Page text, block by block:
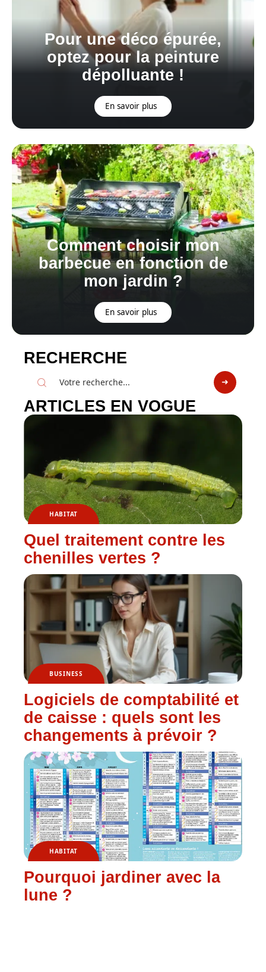
Pour une déco épurée,
optez pour la peinture
dépolluante !
En savoir plus
Comment choisir mon
barbecue en fonction de
mon jardin ?
En savoir plus
RECHERCHE
ARTICLES EN VOGUE
HABITAT
Quel traitement contre les
chenilles vertes ?
BUSINESS
Logiciels de comptabilité et
de caisse : quels sont les
changements à prévoir ?
HABITAT
Pourquoi jardiner avec la
lune ?